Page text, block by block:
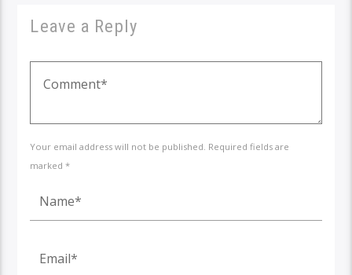
Leave a Reply
Your email address will not be published. Required fields are
marked *